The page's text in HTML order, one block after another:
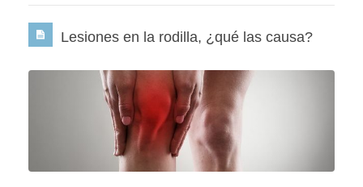
Lesiones en la rodilla, ¿qué las causa?